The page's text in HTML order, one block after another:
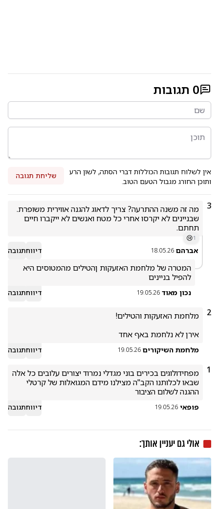
0 תגובות
אין לשלוח תגובות הכוללות דברי הסתה, לשון הרע
ותוכן החורג מגבול הטעם הטוב.
שליחת תגובה
3
תחתם.
😢1
אברהם 18.05.26 דיווחתגובה
להפיל בניינים
נכון מאוד 19.05.26 דיווחתגובה
2
אירן לא נלחמת באף אחד
מלחמת השיקורים 19.05.26 דיווחתגובה
1
ההגנה לשלום הציבור
פופאי 19.05.26 דיווחתגובה
אולי גם יעניין אותך: